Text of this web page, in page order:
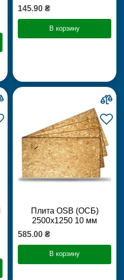
145.90 ₴
В корзину
Плита OSB (ОСБ)
2500х1250 10 мм
585.00 ₴
В корзину